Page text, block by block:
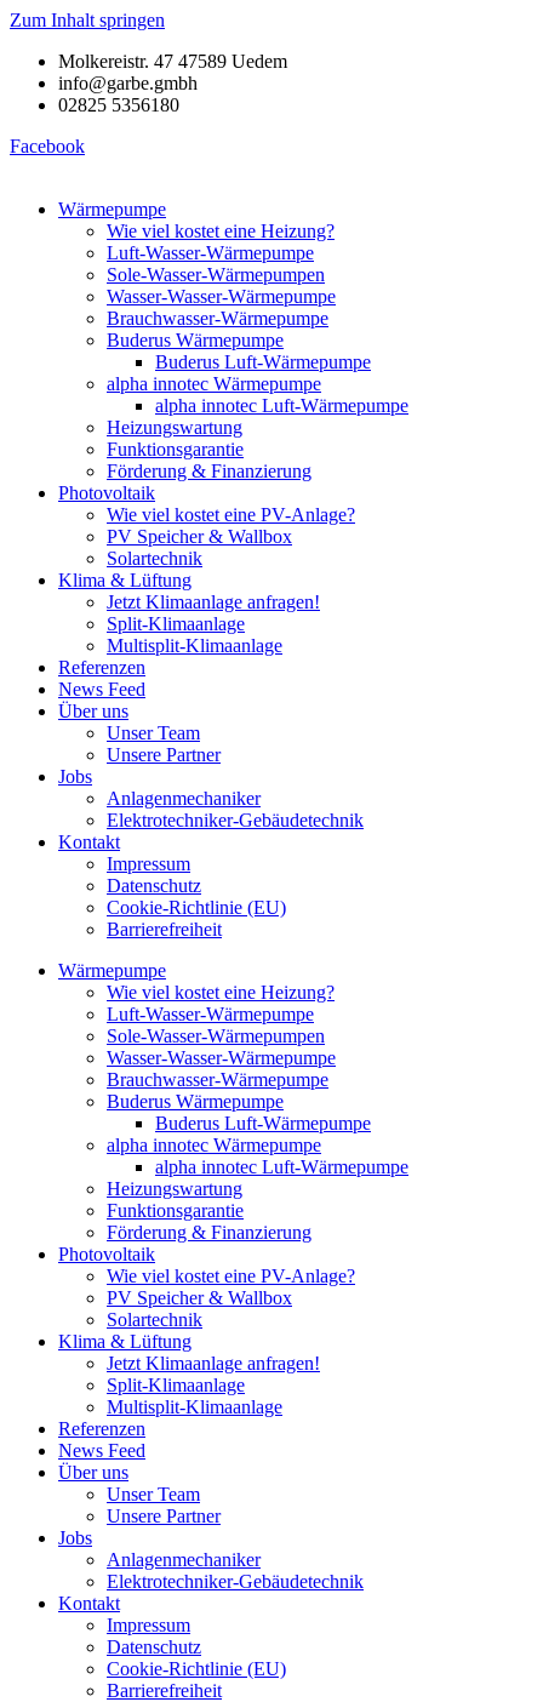
Zum Inhalt springen
Molkereistr. 47 47589 Uedem
info@garbe.gmbh
02825 5356180
Facebook
Wärmepumpe
Wie viel kostet eine Heizung?
Luft-Wasser-Wärmepumpe
Sole-Wasser-Wärmepumpen
Wasser-Wasser-Wärmepumpe
Brauchwasser-Wärmepumpe
Buderus Wärmepumpe
Buderus Luft-Wärmepumpe
alpha innotec Wärmepumpe
alpha innotec Luft-Wärmepumpe
Heizungswartung
Funktionsgarantie
Förderung & Finanzierung
Photovoltaik
Wie viel kostet eine PV-Anlage?
PV Speicher & Wallbox
Solartechnik
Klima & Lüftung
Jetzt Klimaanlage anfragen!
Split-Klimaanlage
Multisplit-Klimaanlage
Referenzen
News Feed
Über uns
Unser Team
Unsere Partner
Jobs
Anlagenmechaniker
Elektrotechniker-Gebäudetechnik
Kontakt
Impressum
Datenschutz
Cookie-Richtlinie (EU)
Barrierefreiheit
Wärmepumpe
Wie viel kostet eine Heizung?
Luft-Wasser-Wärmepumpe
Sole-Wasser-Wärmepumpen
Wasser-Wasser-Wärmepumpe
Brauchwasser-Wärmepumpe
Buderus Wärmepumpe
Buderus Luft-Wärmepumpe
alpha innotec Wärmepumpe
alpha innotec Luft-Wärmepumpe
Heizungswartung
Funktionsgarantie
Förderung & Finanzierung
Photovoltaik
Wie viel kostet eine PV-Anlage?
PV Speicher & Wallbox
Solartechnik
Klima & Lüftung
Jetzt Klimaanlage anfragen!
Split-Klimaanlage
Multisplit-Klimaanlage
Referenzen
News Feed
Über uns
Unser Team
Unsere Partner
Jobs
Anlagenmechaniker
Elektrotechniker-Gebäudetechnik
Kontakt
Impressum
Datenschutz
Cookie-Richtlinie (EU)
Barrierefreiheit